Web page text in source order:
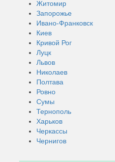
Житомир
Запорожье
Ивано-Франковск
Киев
Кривой Рог
Луцк
Львов
Николаев
Полтава
Ровно
Сумы
Тернополь
Харьков
Черкассы
Чернигов